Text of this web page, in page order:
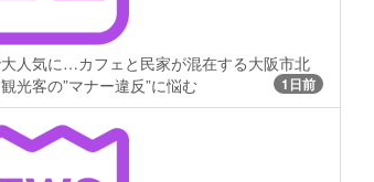
人気に…カフェと民家が混在する大阪市北
光客の”マナー違反”に悩む
1日前